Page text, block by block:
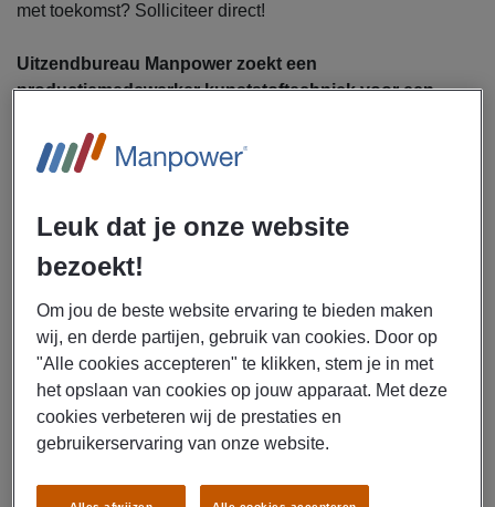
met toekomst? Solliciteer direct!
Uitzendbureau Manpower zoekt een
productiemedewerker kunststoftechniek voor een
Als productiemedewerker ga jij je bezighouden met de
Bewerken en samenstellen van kunststof onderdelen
Lezen van technische tekeningen
Controleren van kwaliteit en maatvoering
Werken met moderne productietechnieken
Dit krijg je
Brutosalaris van €2.700 tot €3.200 per maand
Leuk dat je onze website
bezoekt!
Om jou de beste website ervaring te bieden maken
wij, en derde partijen, gebruik van cookies. Door op
"Alle cookies accepteren" te klikken, stem je in met
het opslaan van cookies op jouw apparaat. Met deze
cookies verbeteren wij de prestaties en
gebruikerservaring van onze website.